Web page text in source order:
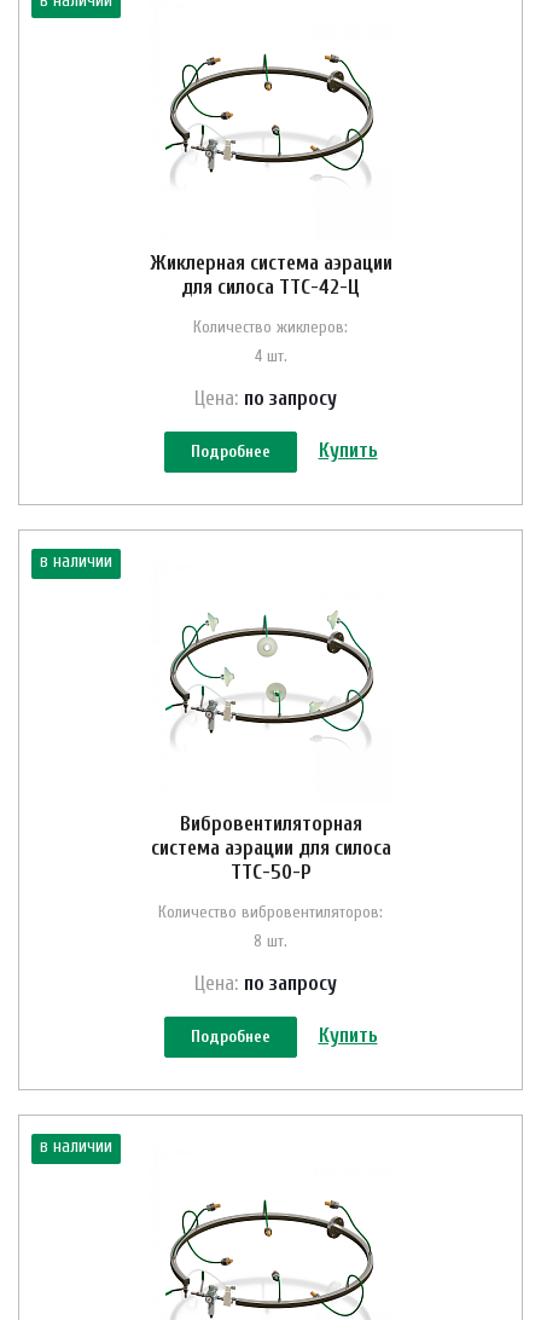
Жиклерная система аэрации
для силоса ТТС-42-Ц
Количество жиклеров:
4 шт.
Цена: по запросу
Подробнее Купить
в наличии
Вибровентиляторная
система аэрации для силоса
ТТС-50-Р
Количество вибровентиляторов:
8 шт.
Цена: по запросу
Подробнее Купить
в наличии